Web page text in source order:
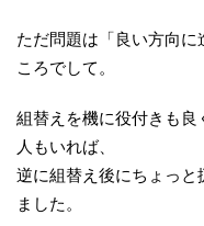
ただ問題は「良い方向に
ころでして。
組替えを機に役付きも良
人もいれば、
逆に組替え後にちょっと
ました。